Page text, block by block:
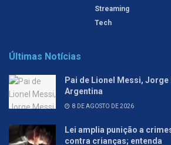
Streaming
Tech
Últimas Notícias
Pai de Lionel Messi,
Argentina
8 DE AGOSTO DE 2026
Lei amplia punição a
contra crianças; entenda